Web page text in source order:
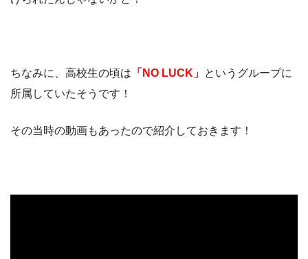
ちなみに、高校生の頃は 「NO LUCK」 というグループに
所属していたそうです！
その当時の動画もあったので紹介しておきます！